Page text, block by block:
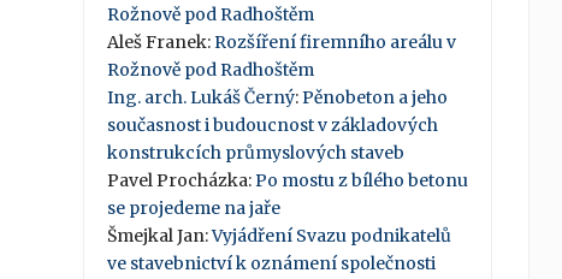
Rožnově pod Radhoštěm
Aleš Franek:Rozšíření firemního areálu v
Rožnově pod Radhoštěm
Ing. arch. Lukáš Černý:Pěnobeton a jeho
současnost i budoucnost v základových
konstrukcích průmyslových staveb
Pavel Procházka:Po mostu z bílého betonu
se projedeme na jaře
Šmejkal Jan:Vyjádření Svazu podnikatelů
ve stavebnictví k oznámení společnosti